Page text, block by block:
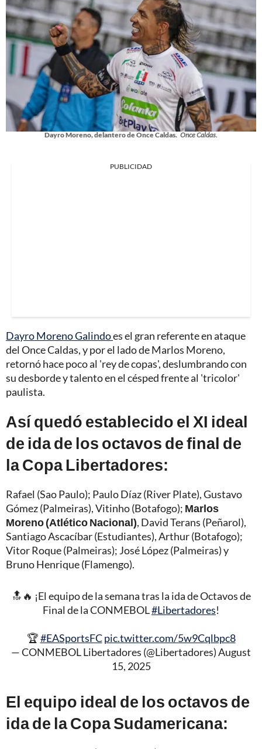
Dayro Moreno, delantero de Once Caldas. Once Caldas.
PUBLICIDAD
Dayro Moreno Galindoes el gran referente en ataque
del Once Caldas, y por el lado de Marlos Moreno,
retornó hace poco al 'rey de copas', deslumbrando con
su desborde y talento en el césped frente al 'tricolor'
paulista.
Así quedó establecido el XI ideal
de ida de los octavos de final de
la Copa Libertadores:
Rafael (Sao Paulo); Paulo Díaz (River Plate), Gustavo
Gómez (Palmeiras), Vitinho (Botafogo); Marlos
Moreno (Atlético Nacional), David Terans (Peñarol),
Santiago Ascacíbar (Estudiantes), Arthur (Botafogo);
Vitor Roque (Palmeiras); José López (Palmeiras) y
Bruno Henrique (Flamengo).
🔝🔥 ¡El equipo de la semana tras la ida de Octavos de
Final de la CONMEBOL#Libertadores!
🏆#EASportsFC pic.twitter.com/5w9Cqlbpc8
— CONMEBOL Libertadores (@Libertadores)August
15, 2025
El equipo ideal de los octavos de
ida de la Copa Sudamericana: